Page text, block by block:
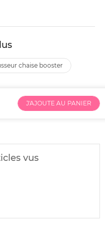
chaise booster
J'AJOUTE AU PANIER
vus